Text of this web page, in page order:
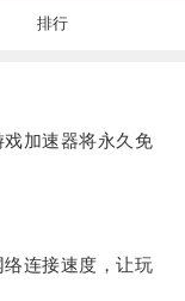
排行
加速器将永久免
连接速度，让玩